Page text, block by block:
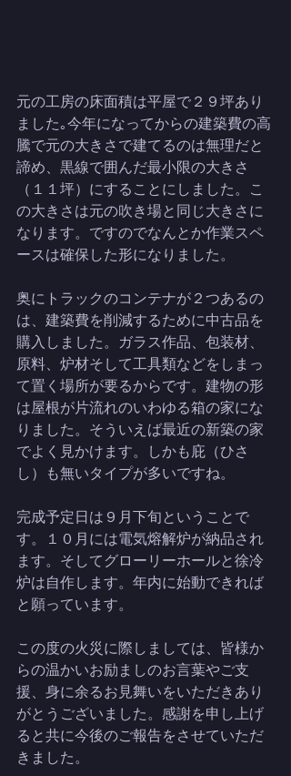
元の工房の床面積は平屋で２９坪あり
ました｡今年になってからの建築費の高
騰で元の大きさで建てるのは無理だと
諦め、黒線で囲んだ最小限の大きさ
（１１坪）にすることにしました。こ
の大きさは元の吹き場と同じ大きさに
なります。ですのでなんとか作業スペ
ースは確保した形になりました。
奥にトラックのコンテナが２つあるの
は、建築費を削減するために中古品を
購入しました。ガラス作品、包装材、
原料、炉材そして工具類などをしまっ
て置く場所が要るからです。建物の形
は屋根が片流れのいわゆる箱の家にな
りました。そういえば最近の新築の家
でよく見かけます。しかも庇（ひさ
し）も無いタイプが多いですね。
完成予定日は９月下旬ということで
す。１０月には電気熔解炉が納品され
ます。そしてグローリーホールと徐冷
炉は自作します。年内に始動できれば
と願っています。
この度の火災に際しましては、皆様か
らの温かいお励ましのお言葉やご支
援、身に余るお見舞いをいただきあり
がとうございました。感謝を申し上げ
ると共に今後のご報告をさせていただ
きました。